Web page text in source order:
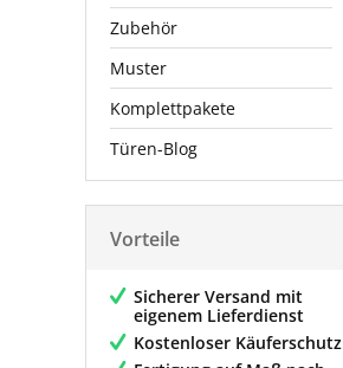
Zubehör
Muster
Komplettpakete
Türen-Blog
Vorteile
Sicherer Versand mit
eigenem Lieferdienst
Kostenloser Käuferschutz